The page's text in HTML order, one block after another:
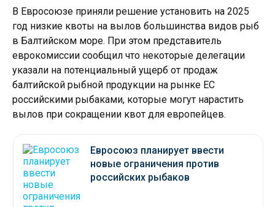
В Евросоюзе приняли решение установить на 2025
год низкие квоты на вылов большинства видов рыб
в Балтийском море. При этом представитель
еврокомиссии сообщил что некоторые делегации
указали на потенциальный ущерб от продаж
балтийской рыбной продукции на рынке ЕС
российскими рыбаками, которые могут нарастить
вылов при сокращении квот для европейцев.
Евросоюз планирует ввести
новые ограничения против
российских рыбаков